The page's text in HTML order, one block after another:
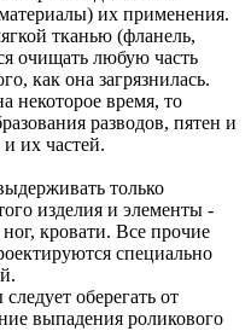
их применения.
тканью (фланель,
очищать любую часть
как она загрязнилась.
некоторое время, то
разводов, пятен и
их частей.
только
изделия и элементы -
кровати. Все прочие
специально
оберегать от
выпадения роликового